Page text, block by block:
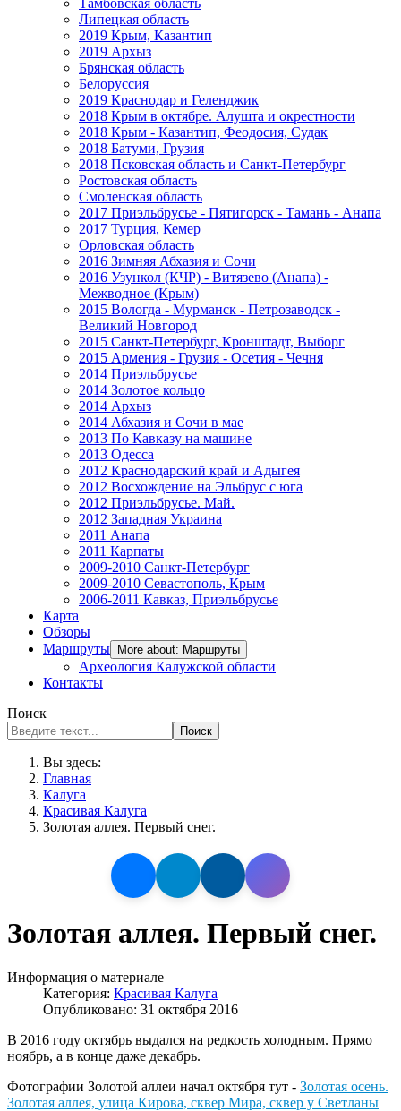
Тамбовская область
Липецкая область
2019 Крым, Казантип
2019 Архыз
Брянская область
Белоруссия
2019 Краснодар и Геленджик
2018 Крым в октябре. Алушта и окрестности
2018 Крым - Казантип, Феодосия, Судак
2018 Батуми, Грузия
2018 Псковская область и Санкт-Петербург
Ростовская область
Смоленская область
2017 Приэльбрусье - Пятигорск - Тамань - Анапа
2017 Турция, Кемер
Орловская область
2016 Зимняя Абхазия и Сочи
2016 Узункол (КЧР) - Витязево (Анапа) -
Межводное (Крым)
2015 Вологда - Мурманск - Петрозаводск -
Великий Новгород
2015 Санкт-Петербург, Кронштадт, Выборг
2015 Армения - Грузия - Осетия - Чечня
2014 Приэльбрусье
2014 Золотое кольцо
2014 Архыз
2014 Абхазия и Сочи в мае
2013 По Кавказу на машине
2013 Одесса
2012 Краснодарский край и Адыгея
2012 Восхождение на Эльбрус с юга
2012 Приэльбрусье. Май.
2012 Западная Украина
2011 Анапа
2011 Карпаты
2009-2010 Санкт-Петербург
2009-2010 Севастополь, Крым
2006-2011 Кавказ, Приэльбрусье
Карта
Обзоры
Маршруты
More about: Маршруты
Археология Калужской области
Контакты
Поиск
Поиск
Вы здесь:
Главная
Калуга
Красивая Калуга
Золотая аллея. Первый снег.
Золотая аллея. Первый снег.
Информация о материале
Категория: Красивая Калуга
Опубликовано: 31 октября 2016
В 2016 году октябрь выдался на редкость холодным. Прямо
ноябрь, а в конце даже декабрь.
Фотографии Золотой аллеи начал октября тут - Золотая осень.
Золотая аллея, улица Кирова, сквер Мира, сквер у Светланы